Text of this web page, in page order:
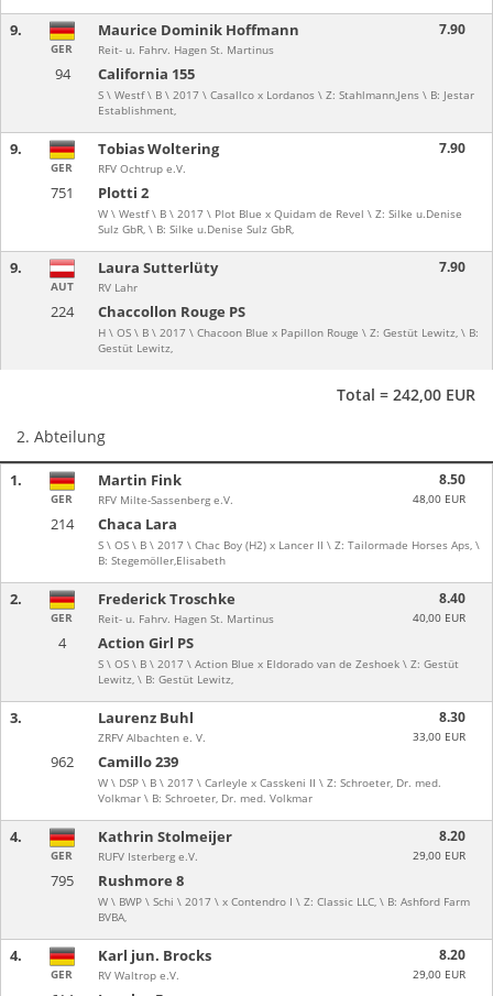
9.
94 California 155
S \ Westf \ B \ 2017 \ Casallco x Lordanos \ Z: Stahlmann,Jens \ B: Jestar
Establishment,
GER
Maurice Dominik Hoffmann
Reit- u. Fahrv. Hagen St. Martinus
7.90
9.
751 Plotti 2
W \ Westf \ B \ 2017 \ Plot Blue x Quidam de Revel \ Z: Silke u.Denise
Sulz GbR, \ B: Silke u.Denise Sulz GbR,
GER
Tobias Woltering
RFV Ochtrup e.V.
7.90
9.
224 Chaccollon Rouge PS
H \ OS \ B \ 2017 \ Chacoon Blue x Papillon Rouge \ Z: Gestüt Lewitz, \ B:
Gestüt Lewitz,
AUT
Laura Sutterlüty
RV Lahr
7.90
Total = 242,00 EUR
2. Abteilung
1.
214 Chaca Lara
S \ OS \ B \ 2017 \ Chac Boy (H2) x Lancer II \ Z: Tailormade Horses Aps, \
B: Stegemöller,Elisabeth
GER
Martin Fink
RFV Milte-Sassenberg e.V.
8.50
48,00 EUR
2.
4 Action Girl PS
S \ OS \ B \ 2017 \ Action Blue x Eldorado van de Zeshoek \ Z: Gestüt
Lewitz, \ B: Gestüt Lewitz,
GER
Frederick Troschke
Reit- u. Fahrv. Hagen St. Martinus
8.40
40,00 EUR
3.
962 Camillo 239
W \ DSP \ B \ 2017 \ Carleyle x Casskeni II \ Z: Schroeter, Dr. med.
Volkmar \ B: Schroeter, Dr. med. Volkmar
Laurenz Buhl
ZRFV Albachten e. V.
8.30
33,00 EUR
4.
795 Rushmore 8
W \ BWP \ Schi \ 2017 \ x Contendro I \ Z: Classic LLC, \ B: Ashford Farm
BVBA,
GER
Kathrin Stolmeijer
RUFV Isterberg e.V.
8.20
29,00 EUR
4.
GER
Karl jun. Brocks
RV Waltrop e.V.
8.20
29,00 EUR